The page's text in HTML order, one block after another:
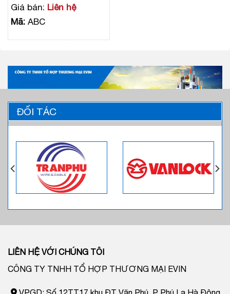
Giá bán: Liên hệ
Mã: ABC
ĐỐI TÁC
LIÊN HỆ VỚI CHÚNG TÔI
CÔNG TY TNHH TỔ HỢP THƯƠNG MẠI EVIN